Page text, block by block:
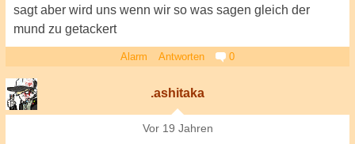
sagt aber wird uns wenn wir so was sagen gleich der
mund zu getackert
Alarm Antworten 0
.ashitaka
Vor 19 Jahren